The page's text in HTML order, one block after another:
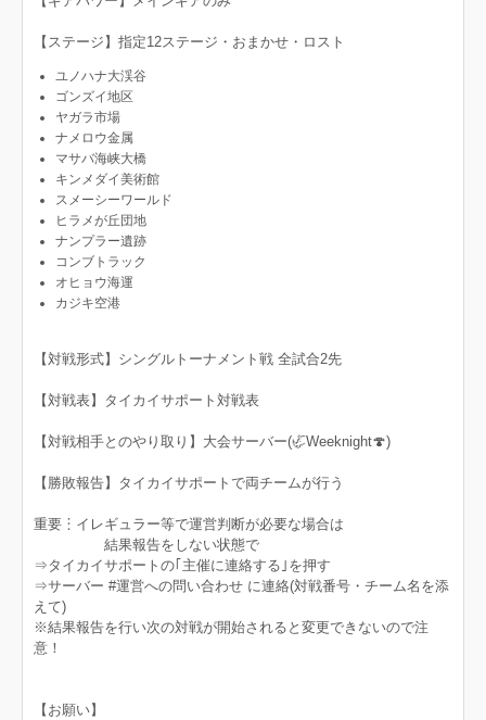
【ステージ】指定12ステージ・おまかせ・ロスト
ユノハナ大渓谷
ゴンズイ地区
ヤガラ市場
ナメロウ金属
マサバ海峡大橋
キンメダイ美術館
スメーシーワールド
ヒラメが丘団地
ナンプラー遺跡
コンブトラック
オヒョウ海運
カジキ空港
【対戦形式】シングルトーナメント戦 全試合2先
【対戦表】タイカイサポート対戦表
【対戦相手とのやり取り】大会サーバー(🦏Weeknight🍄)
【勝敗報告】タイカイサポートで両チームが行う
重要︙イレギュラー等で運営判断が必要な場合は
結果報告をしない状態で
⇒タイカイサポートの｢主催に連絡する｣を押す
⇒サーバー #運営への問い合わせ に連絡(対戦番号・チーム名を添
えて)
※結果報告を行い次の対戦が開始されると変更できないので注
意！
【お願い】